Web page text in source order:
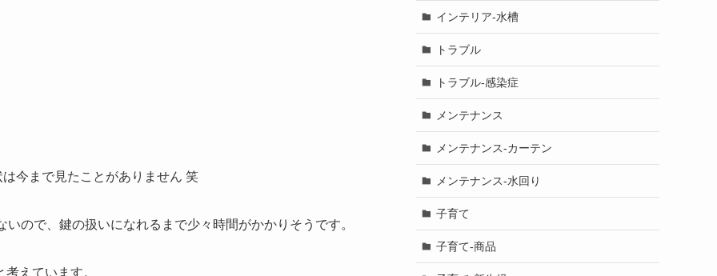
今まで見たことがありません 笑
ので、鍵の扱いになれるまで少々時間がかかりそうです。
えています。
インテリア-水槽
トラブル
トラブル-感染症
メンテナンス
メンテナンス-カーテン
メンテナンス-水回り
子育て
子育て-商品